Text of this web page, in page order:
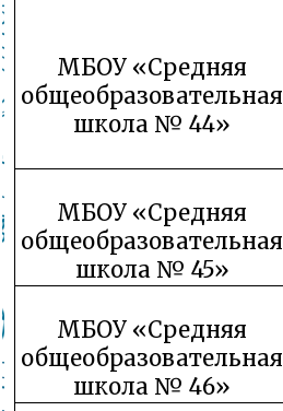
МБОУ «Средняя
общеобразовательная
школа № 44»
МБОУ «Средняя
общеобразовательная
школа № 45»
МБОУ «Средняя
общеобразовательная
школа № 46»